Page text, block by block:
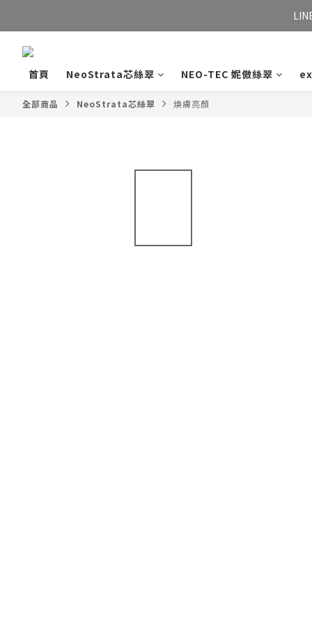
首頁 NeoStrata芯絲翠 NEO-TEC 妮傲絲翠
全部商品 NeoStrata芯絲翠 煥膚亮顏